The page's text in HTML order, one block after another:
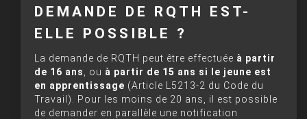
DEMANDE DE RQTH EST-
ELLE POSSIBLE ?
La demande de RQTH peut être effectuée à partir
de 16 ans
, ou à partir de 15 ans si le jeune est
en apprentissage (Article L5213-2 du Code du
Travail). Pour les moins de 20 ans, il est possible
de demander en parallèle une notification